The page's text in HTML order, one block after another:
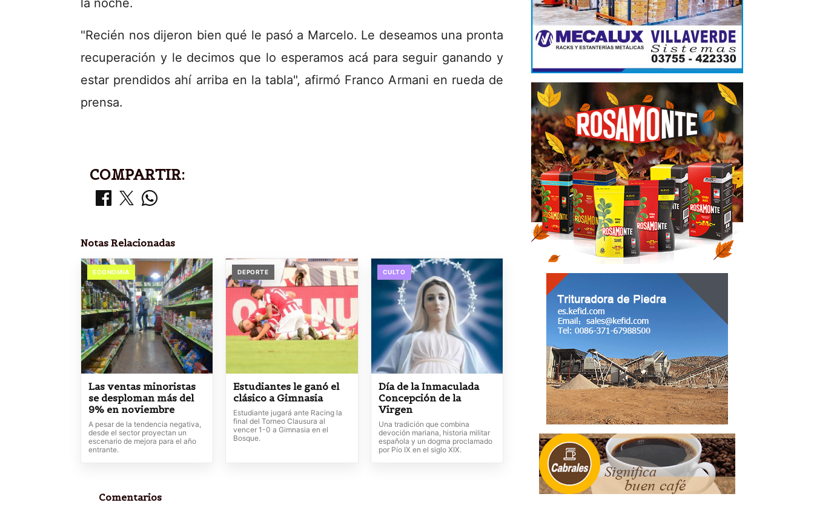
la noche.
"Recién nos dijeron bien qué le pasó a Marcelo. Le deseamos una pronta
recuperación y le decimos que lo esperamos acá para seguir ganando y
estar prendidos ahí arriba en la tabla", afirmó Franco Armani en rueda de
prensa.
COMPARTIR:
Notas Relacionadas
ECONOMIA
Las ventas minoristas
se desploman más del
9% en noviembre
A pesar de la tendencia negativa,
desde el sector proyectan un
escenario de mejora para el año
entrante.
DEPORTE
Estudiantes le ganó el
clásico a Gimnasia
Estudiante jugará ante Racing la
final del Torneo Clausura al
vencer 1-0 a Gimnasia en el
Bosque.
CULTO
Día de la Inmaculada
Concepción de la
Virgen
Una tradición que combina
devoción mariana, historia militar
española y un dogma proclamado
por Pío IX en el siglo XIX.
Comentarios